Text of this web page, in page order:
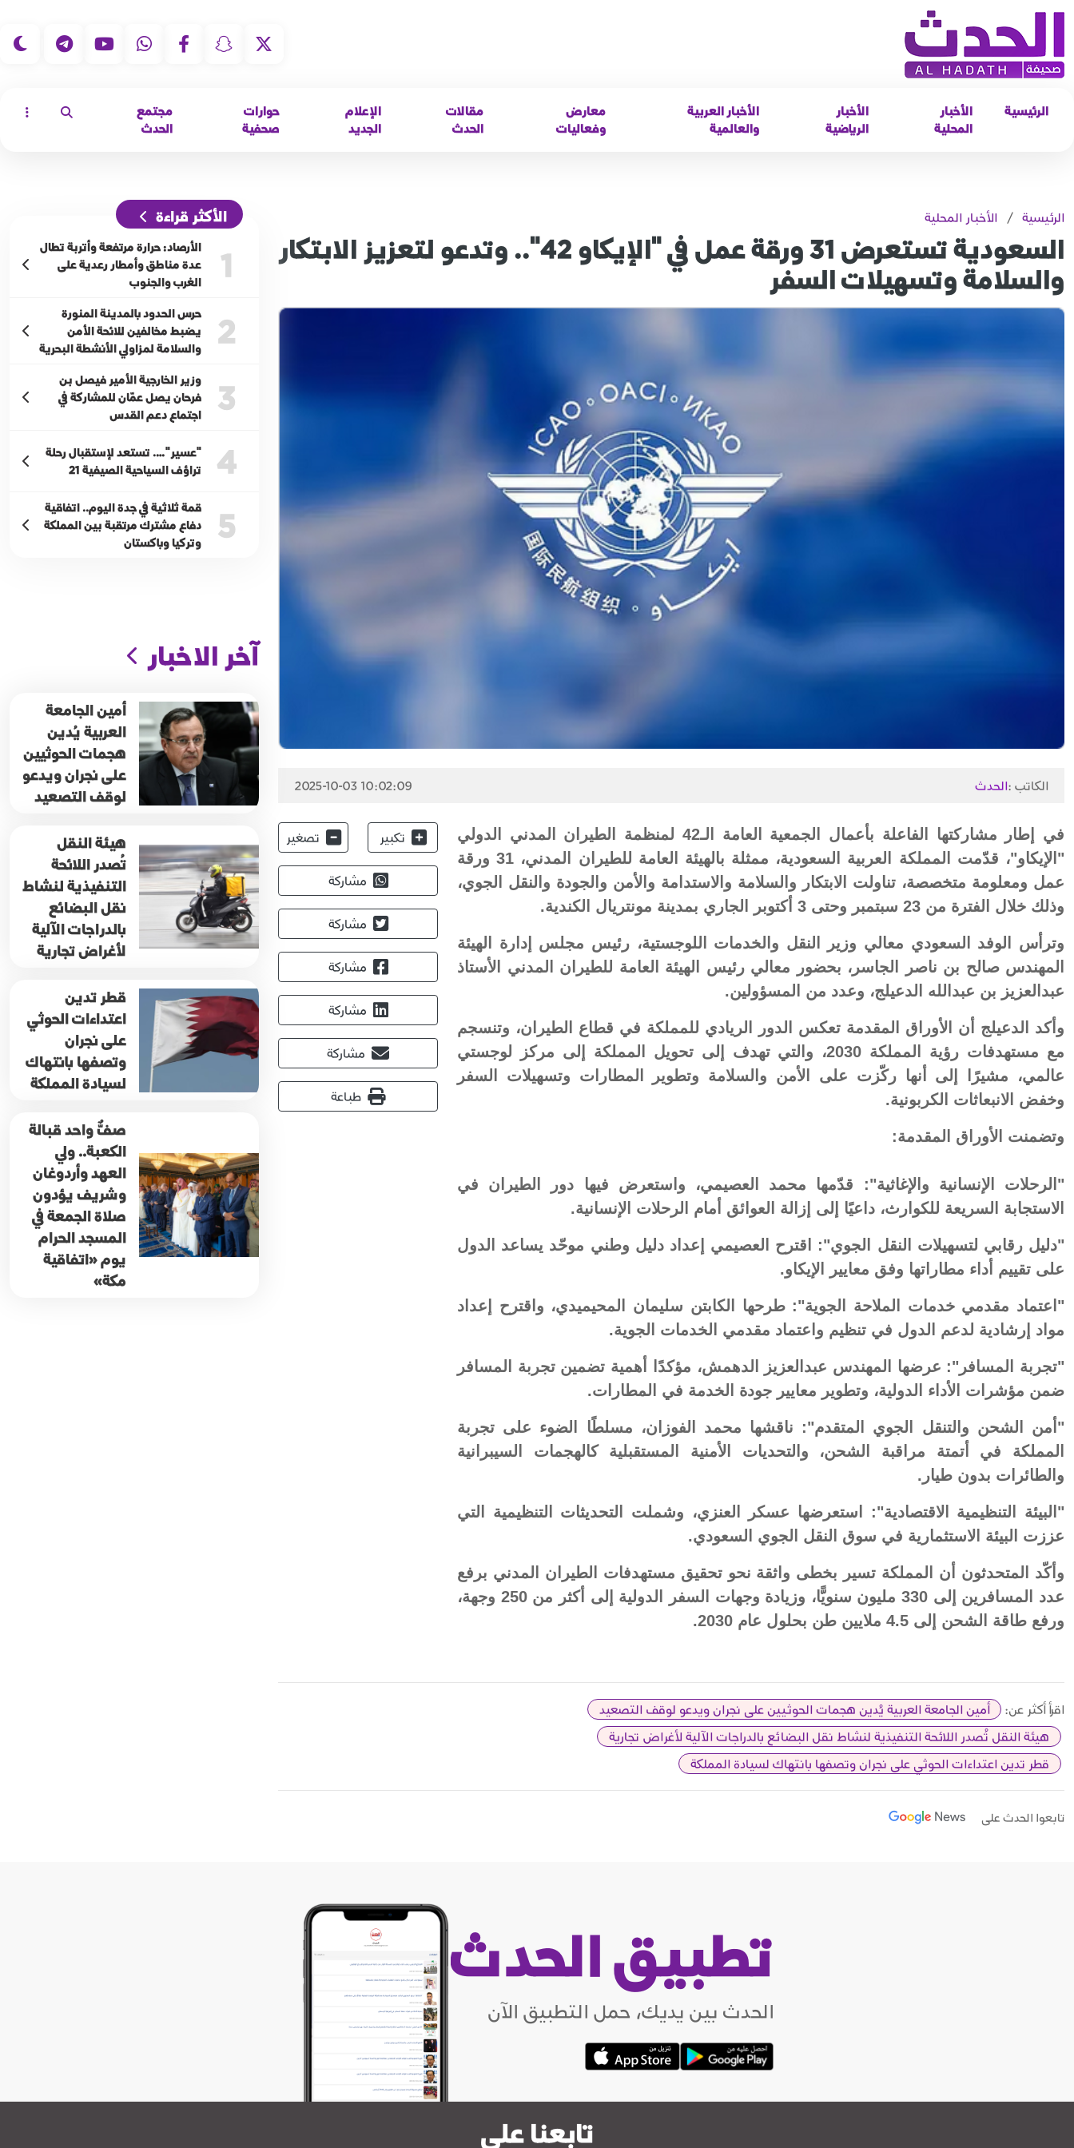
الرئيسية
الأخبار
المحلية
الأخبار
الرياضية
الأخبار العربية
والعالمية
معارض
وفعاليات
مقالات
الحدث
الإعلام
الجديد
حوارات
صحفية
مجتمع
الحدث
الرئيسية / الأخبار المحلية
السعودية تستعرض 31 ورقة عمل في "الإيكاو 42".. وتدعو لتعزيز الابتكار
والسلامة وتسهيلات السفر
الكاتب :الحدث 2025-10-03 10:02:09
في إطار مشاركتها الفاعلة بأعمال الجمعية العامة الـ42 لمنظمة الطيران المدني الدولي
"الإيكاو"، قدّمت المملكة العربية السعودية، ممثلة بالهيئة العامة للطيران المدني، 31 ورقة
عمل ومعلومة متخصصة، تناولت الابتكار والسلامة والاستدامة والأمن والجودة والنقل الجوي،
وذلك خلال الفترة من 23 سبتمبر وحتى 3 أكتوبر الجاري بمدينة مونتريال الكندية.
وترأس الوفد السعودي معالي وزير النقل والخدمات اللوجستية، رئيس مجلس إدارة الهيئة
المهندس صالح بن ناصر الجاسر، بحضور معالي رئيس الهيئة العامة للطيران المدني الأستاذ
عبدالعزيز بن عبدالله الدعيلج، وعدد من المسؤولين.
وأكد الدعيلج أن الأوراق المقدمة تعكس الدور الريادي للمملكة في قطاع الطيران، وتنسجم
مع مستهدفات رؤية المملكة 2030، والتي تهدف إلى تحويل المملكة إلى مركز لوجستي
عالمي، مشيرًا إلى أنها ركّزت على الأمن والسلامة وتطوير المطارات وتسهيلات السفر
وخفض الانبعاثات الكربونية.
وتضمنت الأوراق المقدمة:
"الرحلات الإنسانية والإغاثية": قدّمها محمد العصيمي، واستعرض فيها دور الطيران في
الاستجابة السريعة للكوارث، داعيًا إلى إزالة العوائق أمام الرحلات الإنسانية.
"دليل رقابي لتسهيلات النقل الجوي": اقترح العصيمي إعداد دليل وطني موحّد يساعد الدول
على تقييم أداء مطاراتها وفق معايير الإيكاو.
"اعتماد مقدمي خدمات الملاحة الجوية": طرحها الكابتن سليمان المحيميدي، واقترح إعداد
مواد إرشادية لدعم الدول في تنظيم واعتماد مقدمي الخدمات الجوية.
"تجربة المسافر": عرضها المهندس عبدالعزيز الدهمش، مؤكدًا أهمية تضمين تجربة المسافر
ضمن مؤشرات الأداء الدولية، وتطوير معايير جودة الخدمة في المطارات.
"أمن الشحن والتنقل الجوي المتقدم": ناقشها محمد الفوزان، مسلطًا الضوء على تجربة
المملكة في أتمتة مراقبة الشحن، والتحديات الأمنية المستقبلية كالهجمات السيبرانية
والطائرات بدون طيار.
"البيئة التنظيمية الاقتصادية": استعرضها عسكر العنزي، وشملت التحديثات التنظيمية التي
عززت البيئة الاستثمارية في سوق النقل الجوي السعودي.
وأكّد المتحدثون أن المملكة تسير بخطى واثقة نحو تحقيق مستهدفات الطيران المدني برفع
عدد المسافرين إلى 330 مليون سنويًّا، وزيادة وجهات السفر الدولية إلى أكثر من 250 وجهة،
ورفع طاقة الشحن إلى 4.5 ملايين طن بحلول عام 2030.
تكبير تصغير
مشاركة
مشاركة
مشاركة
مشاركة
مشاركة
طباعة
اقرأ أكثر عن:
أمين الجامعة العربية يُدين هجمات الحوثيين على نجران ويدعو لوقف التصعيد
هيئة النقل تُصدر اللائحة التنفيذية لنشاط نقل البضائع بالدراجات الآلية لأغراض تجارية
قطر تدين اعتداءات الحوثي على نجران وتصفها بانتهاك لسيادة المملكة
تابعوا الحدث على
الأكثر قراءة
1
الأرصاد: حرارة مرتفعة وأتربة تطال
عدة مناطق وأمطار رعدية على
الغرب والجنوب
2
حرس الحدود بالمدينة المنورة
يضبط مخالفين للائحة الأمن
والسلامة لمزاولي الأنشطة البحرية
3
وزير الخارجية الأمير فيصل بن
فرحان يصل عمّان للمشاركة في
اجتماع دعم القدس
4
"عسير"…. تستعد لإستقبال رحلة
تراؤف السياحية الصيفية 21
5
قمة ثلاثية في جدة اليوم.. اتفاقية
دفاع مشترك مرتقبة بين المملكة
وتركيا وباكستان
آخر الاخبار
أمين الجامعة
العربية يُدين
هجمات الحوثيين
على نجران ويدعو
لوقف التصعيد
هيئة النقل
تُصدر اللائحة
التنفيذية لنشاط
نقل البضائع
بالدراجات الآلية
لأغراض تجارية
قطر تدين
اعتداءات الحوثي
على نجران
وتصفها بانتهاك
لسيادة المملكة
صفٌّ واحد قبالة
الكعبة.. ولي
العهد وأردوغان
وشريف يؤدون
صلاة الجمعة في
المسجد الحرام
يوم «اتفاقية
مكة»
تطبيق الحدث
الحدث بين يديك، حمل التطبيق الآن
تابعنا على